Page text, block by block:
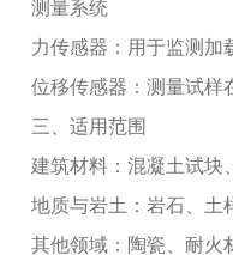
测量系统
力传感器：用于监测加
位移传感器：测量试样
三、适用范围
建筑材料：混凝土试块
地质与岩土：岩石、土
其他领域：陶瓷、耐火